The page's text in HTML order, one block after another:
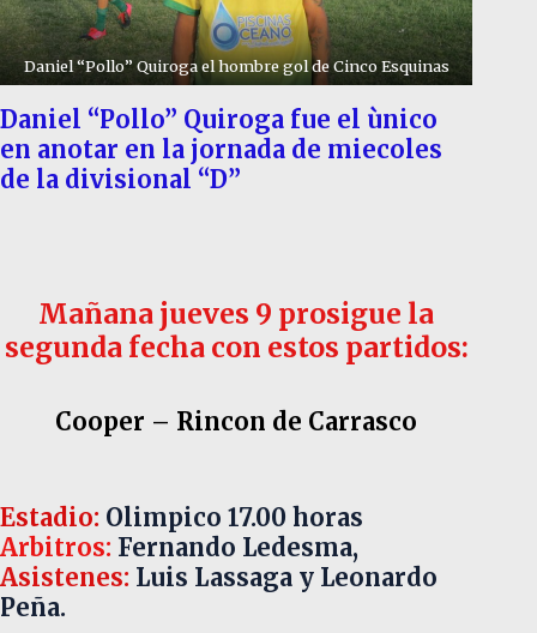
Daniel “Pollo” Quiroga el hombre gol de Cinco Esquinas
Daniel “Pollo” Quiroga fue el ùnico
en anotar en la jornada de miecoles
de la divisional “D”
Mañana jueves 9 prosigue la
segunda fecha con estos partidos:
Cooper – Rincon de Carrasco
Estadio: Olimpico 17.00 horas
Arbitros: Fernando Ledesma,
Asistenes: Luis Lassaga y Leonardo
Peña.